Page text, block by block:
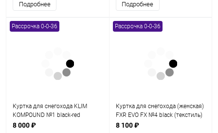
Подробнее Подробнее
Рассрочка 0-0-36
Куртка для снегохода KLIM
KOMPOUND №1 black-red
(текстиль) (M)
8 000 ₽
Рассрочка 0-0-36
Куртка для снегохода (женская)
FXR EVO FX №4 black (текстиль)
(L)
8 100 ₽